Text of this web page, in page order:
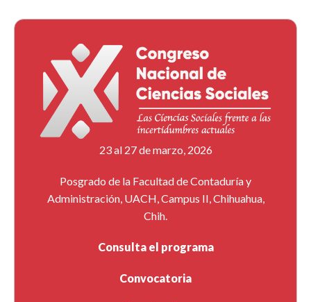
23 al 27 de marzo, 2026
Posgrado de la Facultad de Contaduría y
Administración, UACH, Campus II, Chihuahua,
Chih.
Consulta el programa
Convocatoria